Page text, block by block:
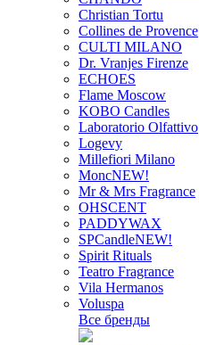
Christian Tortu
Collines de Provence
CULTI MILANO
Dr. Vranjes Firenze
ECHOES
Flame Moscow
KOBO Candles
Laboratorio Olfattivo
Logevy
Millefiori Milano
MoncNEW!
Mr & Mrs Fragrance
OHSCENT
PADDYWAX
SPCandleNEW!
Spirit Rituals
Teatro Fragrance
Vila Hermanos
Voluspa
Все бренды